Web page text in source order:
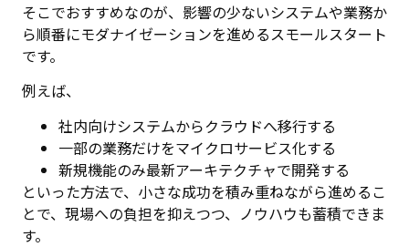
そこでおすすめなのが、影響の少ないシステムや業務か
ら順番にモダナイゼーションを進めるスモールスタート
です。
例えば、
社内向けシステムからクラウドへ移行する
一部の業務だけをマイクロサービス化する
新規機能のみ最新アーキテクチャで開発する
といった方法で、小さな成功を積み重ねながら進めるこ
とで、現場への負担を抑えつつ、ノウハウも蓄積できま
す。